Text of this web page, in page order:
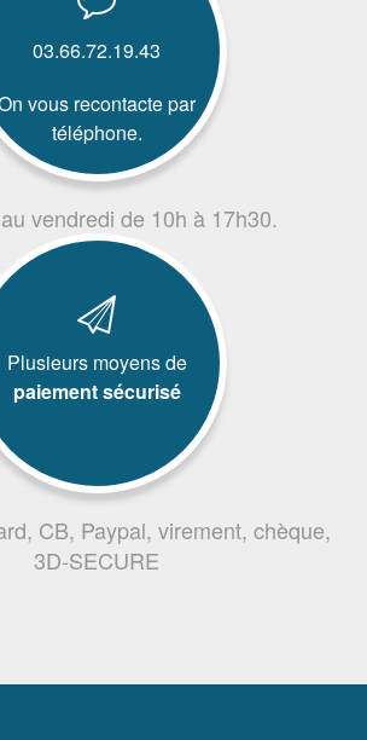
03.66.72.19.43
vous recontacte par
téléphone.
vendredi de 10h à 17h30.
Plusieurs moyens de
paiement sécurisé
CB, Paypal, virement, chèque,
3D-SECURE